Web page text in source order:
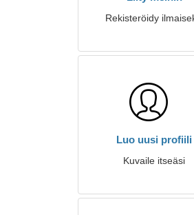
Rekisteröidy
Luo uusi profiili
Kuvaile itseäsi